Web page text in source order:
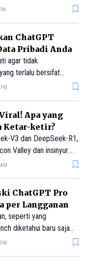
Selamat mencoba!
ChatGPT
Pribadi Anda
agar tidak
terlalu bersifat
layanan ini, karena data
Apa yang
Ketar-ketir?
V3 dan DeepSeek-R1,
Valley dan insinyur
ChatGPT Pro
per Langganan
seperti yang
diketahui baru saja
saat ini